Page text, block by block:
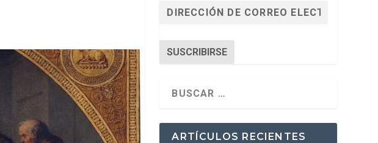
SUSCRIBIRSE
ARTÍCULOS RECIENTES